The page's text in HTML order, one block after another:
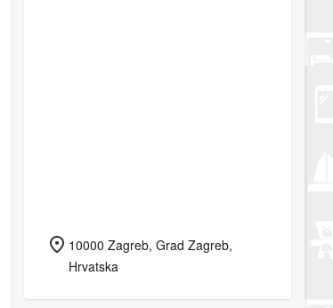
10000 Zagreb, Grad Zagreb,
Hrvatska